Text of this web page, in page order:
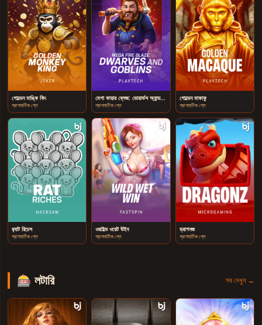
গোল্ডেন মাঙ্কি কিং
প্রাগমাটিক প্লে
মেগা ফায়ার ব্লেজ: ডোয়ার্ভস অ্যান্ড গোবলিনস
প্রাগমাটিক প্লে
গোল্ডেন মাকাকু
প্রাগমাটিক প্লে
র‍্যাট রিচেস
প্রাগমাটিক প্লে
ওয়াইল্ড ওয়েট উইন
প্রাগমাটিক প্লে
ড্রাগনজ
প্রাগমাটিক প্লে
🎰 লটারি সব দেখুন →